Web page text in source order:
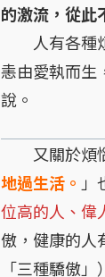
的激流，從此
人有各種煩
恚由愛執而生
說。
又關於煩
地過生活。
位高的人、偉
傲，健康的人
「三種驕傲」）